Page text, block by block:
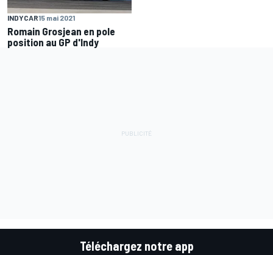
INDYCAR15 mai 2021
Romain Grosjean en pole
position au GP d'Indy
Téléchargez notre app